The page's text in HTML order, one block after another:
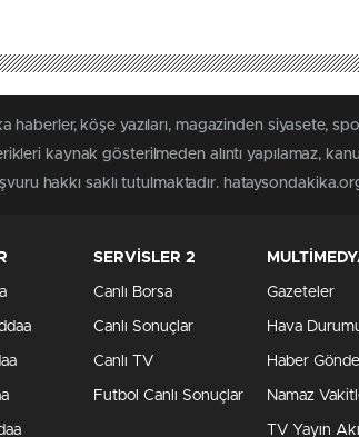
haberler, köşe yazıları, magazinden
kaynak gösterilmeden alıntı yapılamaz,
hakkı saklı tutulmaktadır.
SERVİSLER 2
Canlı Borsa
Canlı Sonuçlar
Canlı TV
Futbol Canlı Sonuçlar
Gazeteler
Hava
Haber
Namaz
TV Yayın